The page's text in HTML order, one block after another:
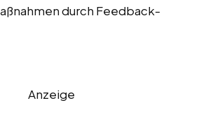
durch Feedback-
Anzeige